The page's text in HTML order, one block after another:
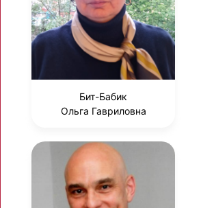
Бит-Бабик
Ольга Гавриловна